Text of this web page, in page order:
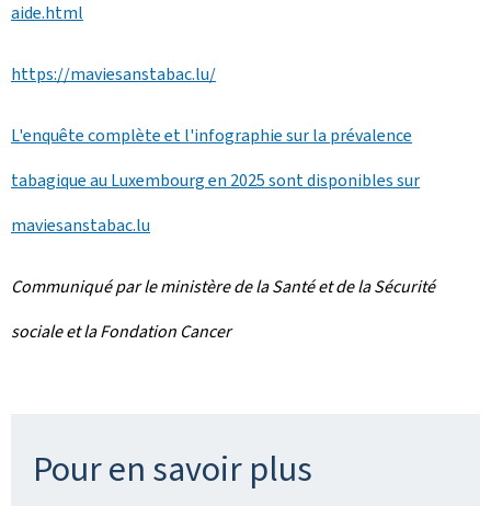
aide.html
https://maviesanstabac.lu/
L'enquête complète et l'infographie sur la prévalence
tabagique au Luxembourg en 2025 sont disponibles sur
maviesanstabac.lu
Communiqué par le ministère de la Santé et de la Sécurité
sociale et la Fondation Cancer
Pour en savoir plus